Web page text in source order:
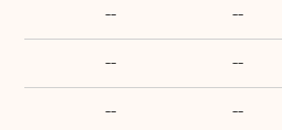
--
--
--
--
--
--